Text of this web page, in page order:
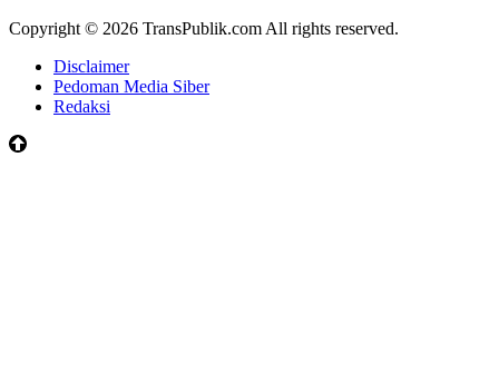
Copyright © 2026 TransPublik.com All rights reserved.
Disclaimer
Pedoman Media Siber
Redaksi